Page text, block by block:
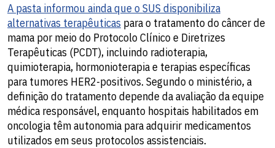
A pasta informou ainda que o SUS disponibiliza
alternativas terapêuticas para o tratamento do câncer de
mama por meio do Protocolo Clínico e Diretrizes
Terapêuticas (PCDT), incluindo radioterapia,
quimioterapia, hormonioterapia e terapias específicas
para tumores HER2-positivos. Segundo o ministério, a
definição do tratamento depende da avaliação da equipe
médica responsável, enquanto hospitais habilitados em
oncologia têm autonomia para adquirir medicamentos
utilizados em seus protocolos assistenciais.